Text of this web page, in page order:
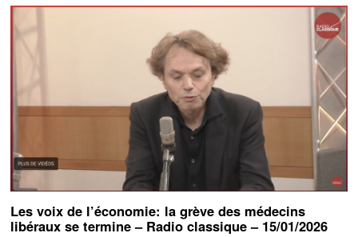
Les voix de l’économie: la grève des médecins
libéraux se termine – Radio classique – 15/01/2026